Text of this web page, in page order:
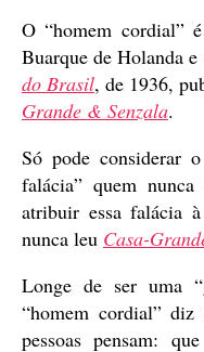
O “homem cordial”
Buarque de Holanda
do Brasil, de 1936,
Grande & Senzala.
Só pode considerar
falácia” quem nunca
atribuir essa falácia à
nunca leu Casa-
Longe de ser uma
“homem cordial” diz
pessoas pensam: